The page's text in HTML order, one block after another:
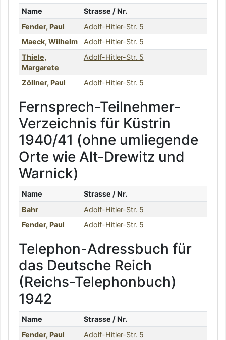
Name
Strasse / Nr.
Fender, Paul
Adolf-Hitler-Str. 5
Maeck, Wilhelm
Adolf-Hitler-Str. 5
Thiele,
Margarete
Adolf-Hitler-Str. 5
Zöllner, Paul Adolf-Hitler-Str. 5
Fernsprech-Teilnehmer-
Verzeichnis für Küstrin
1940/41 (ohne umliegende
Orte wie Alt-Drewitz und
Warnick)
Name
Strasse / Nr.
Bahr
Adolf-Hitler-Str. 5
Fender, Paul Adolf-Hitler-Str. 5
Telephon-Adressbuch für
das Deutsche Reich
(Reichs-Telephonbuch)
1942
Name
Strasse / Nr.
Fender, Paul
Adolf-Hitler-Str. 5